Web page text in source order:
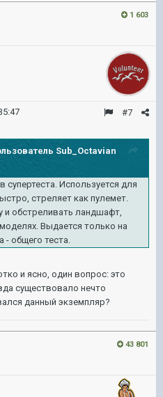
1 603
#7
Sub_Octavian
супертеста. Используется для
стреляет как пулемет.
и обстреливать ландшафт,
Выдается только на
- общего теста.
и ясно, один вопрос: это
существовало нечто
данный экземпляр?
43 801